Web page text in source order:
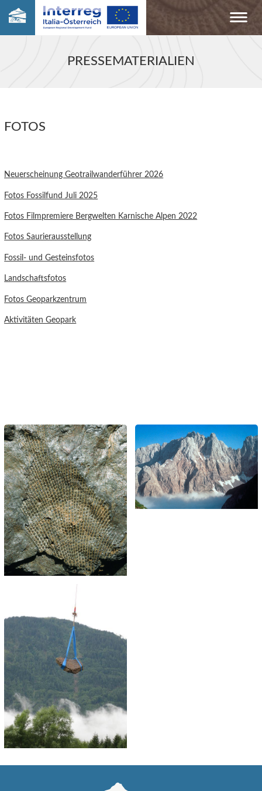
PRESSEMATERIALIEN
FOTOS
Neuerscheinung Geotrailwanderführer 2026
Fotos Fossilfund Juli 2025
Fotos Filmpremiere Bergwelten Karnische Alpen 2022
Fotos Saurierausstellung
Fossil- und Gesteinsfotos
Landschaftsfotos
Fotos Geoparkzentrum
Aktivitäten Geopark